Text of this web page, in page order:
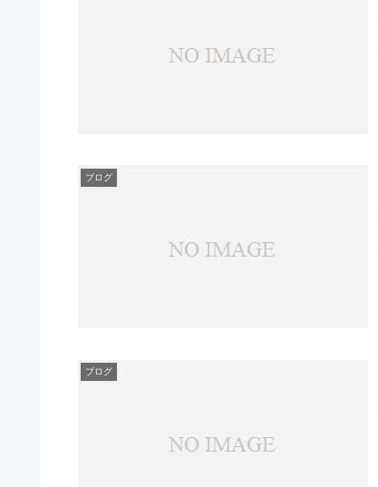
ブログ
ブログ